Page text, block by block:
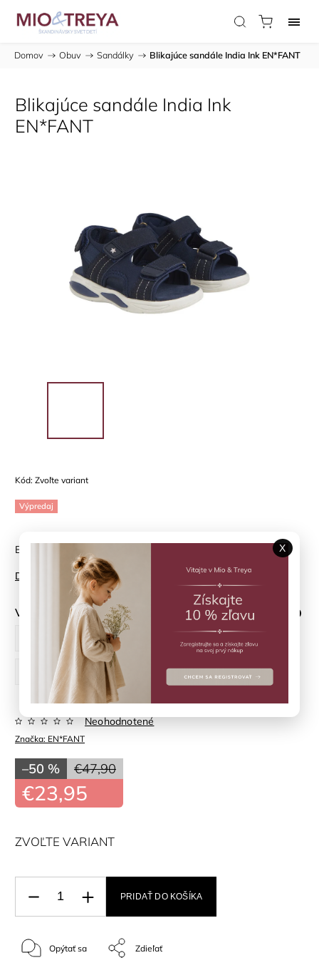
Domov / Obuv / Sandálky / Blikajúce sandále India Ink EN*FANT
Blikajúce sandále India Ink
EN*FANT
Kód: Zvoľte variant
Výpredaj
Blikajúce sandále India Ink EN*FANT
Detailné informácie
Veľkosť topánky
26 27
32 33 34 35
Značka: EN*FANT
Neohodnotené
€47,90
–50 %
€23,95
ZVOĽTE VARIANT
PRIDAŤ DO KOŠÍKA
Opýtať sa Zdieľať
X